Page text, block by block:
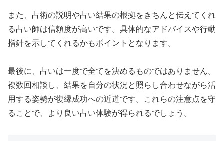
また、占術の説明や占い結果の根拠をきちんと伝えてくれ
る占い師は信頼度が高いです。具体的なアドバイスや行動
指針を示してくれるかもポイントとなります。
最後に、占いは一度で全てを決めるものではありません。
複数回相談し、結果を自分の状況と照らし合わせながら活
用する姿勢が復縁成功への近道です。これらの注意点を守
ることで、より良い占い体験が得られるでしょう。